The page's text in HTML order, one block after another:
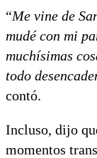
“Me vine de
mudé con mi
muchísimas
todo
contó.
Incluso, dijo
momentos